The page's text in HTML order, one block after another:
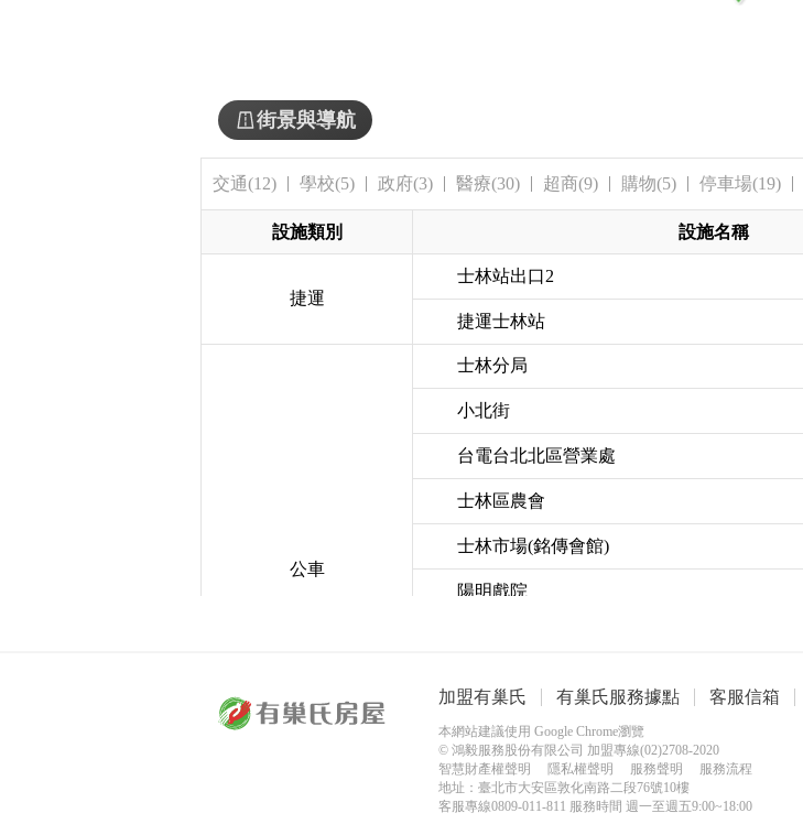
街景與導航
交通(12) 學校(5) 政府(3) 醫療(30) 超商(9) 購物(5) 停車場(19)
設施類別 設施名稱
捷運
士林站出口2
捷運士林站
公車
士林分局
小北街
台電台北北區營業處
士林區農會
士林市場(銘傳會館)
陽明戲院
銘傳大學
捷運士林站(中山)
加盟有巢氏 有巢氏服務據點 客服信箱
本網站建議使用 Google Chrome瀏覽
© 鴻毅服務股份有限公司 加盟專線(02)2708-2020
智慧財產權聲明
隱私權聲明 服務聲明
服務流程
地址：臺北市大安區敦化南路二段76號10樓
客服專線0809-011-811 服務時間 週一至週五9:00~18:00